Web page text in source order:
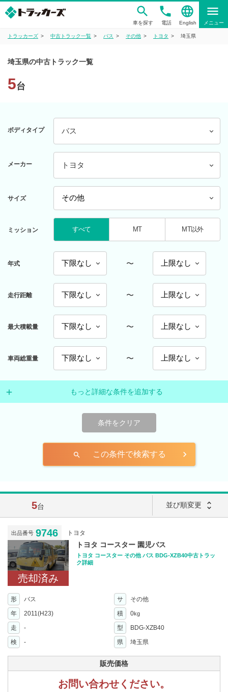
車を探す
phone
電話
language
English
menu
メニュー
トラッカーズ 中古トラック一覧 バス その他 トヨタ 埼玉県
埼玉県の中古トラック一覧
5台
ボディタイプ バス
メーカー トヨタ
サイズ
ミッション すべて MT MT以外
年式 〜
走行距離 〜
最大積載量 〜
車両総重量 〜
もっと詳細な条件を追加する
条件をクリア
search この条件で検索する
5台 並び順変更 unfold_more
出品番号 9746 トヨタ
売却済み
トヨタ コースター 園児バス
トヨタ コースター その他 バス BDG-XZB40中古トラッ
ク詳細
形 バス サ
その他
年
2011(H23) 積 0kg
走 - 型
BDG-XZB40
検
- 県 埼玉県
販売価格
お問い合わせください。